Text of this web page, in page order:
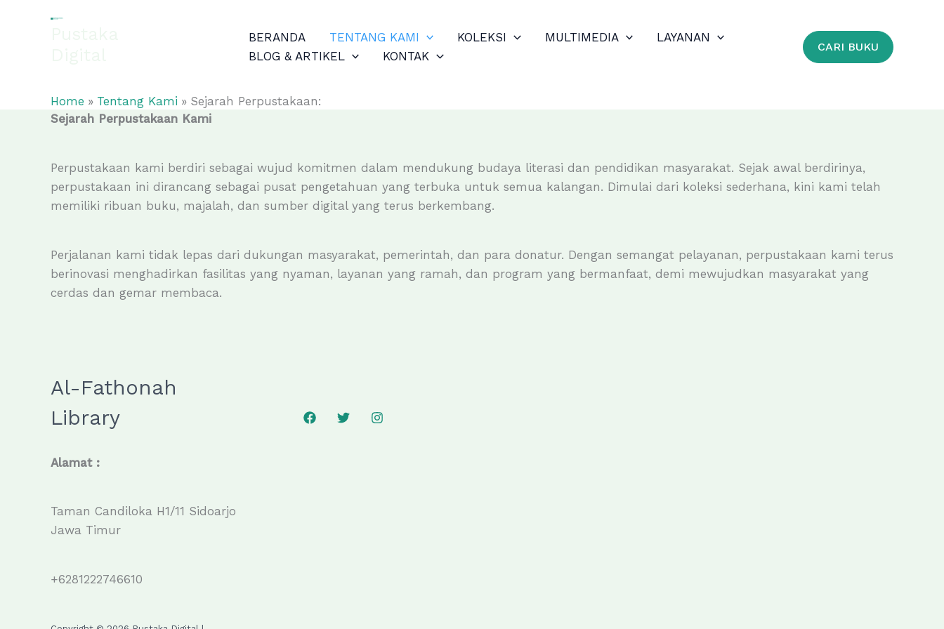
BERANDA TENTANG KAMI KOLEKSI MULTIMEDIA
LAYANAN
BLOG & ARTIKEL
KONTAK
CARI BUKU
Home Tentang Kami
Sejarah Perpustakaan:
Sejarah Perpustakaan Kami
Perpustakaan kami berdiri sebagai wujud komitmen dalam mendukung budaya literasi dan pendidikan masyarakat. Sejak awal berdirinya,
perpustakaan ini dirancang sebagai pusat pengetahuan yang terbuka untuk semua kalangan. Dimulai dari koleksi sederhana, kini kami telah
memiliki ribuan buku, majalah, dan sumber digital yang terus berkembang.
Perjalanan kami tidak lepas dari dukungan masyarakat, pemerintah, dan para donatur. Dengan semangat pelayanan, perpustakaan kami terus
berinovasi menghadirkan fasilitas yang nyaman, layanan yang ramah, dan program yang bermanfaat, demi mewujudkan masyarakat yang
cerdas dan gemar membaca.
Al-Fathonah
Library
Alamat :
Taman Candiloka H1/11 Sidoarjo
Jawa Timur
+6281222746610